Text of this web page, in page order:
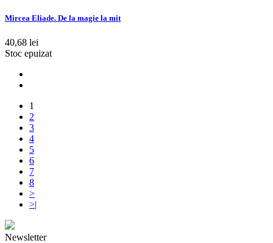
Mircea Eliade. De la magie la mit
40,68 lei
Stoc epuizat
1
2
3
4
5
6
7
8
>
>|
Newsletter